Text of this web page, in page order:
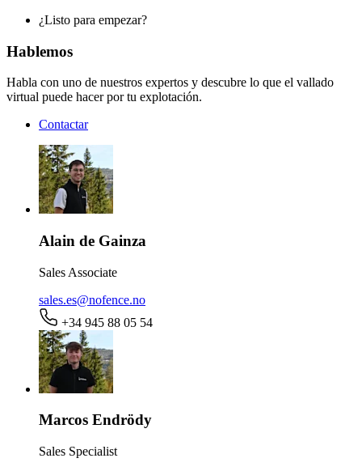
¿Listo para empezar?
Hablemos
Habla con uno de nuestros expertos y descubre lo que el vallado
virtual puede hacer por tu explotación.
Contactar
Alain de Gainza
Sales Associate
sales.es@nofence.no
+34 945 88 05 54
Marcos Endrödy
Sales Specialist